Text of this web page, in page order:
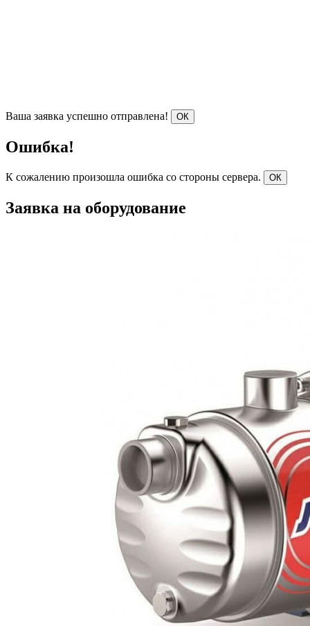
Ваша заявка успешно отправлена! ОК
Ошибка!
К сожалению произошла ошибка со стороны сервера. ОК
Заявка на оборудование